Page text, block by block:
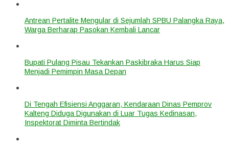
Antrean Pertalite Mengular di Sejumlah SPBU Palangka Raya,
Warga Berharap Pasokan Kembali Lancar
Bupati Pulang Pisau Tekankan Paskibraka Harus Siap
Menjadi Pemimpin Masa Depan
Di Tengah Efisiensi Anggaran, Kendaraan Dinas Pemprov
Kalteng Diduga Digunakan di Luar Tugas Kedinasan,
Inspektorat Diminta Bertindak